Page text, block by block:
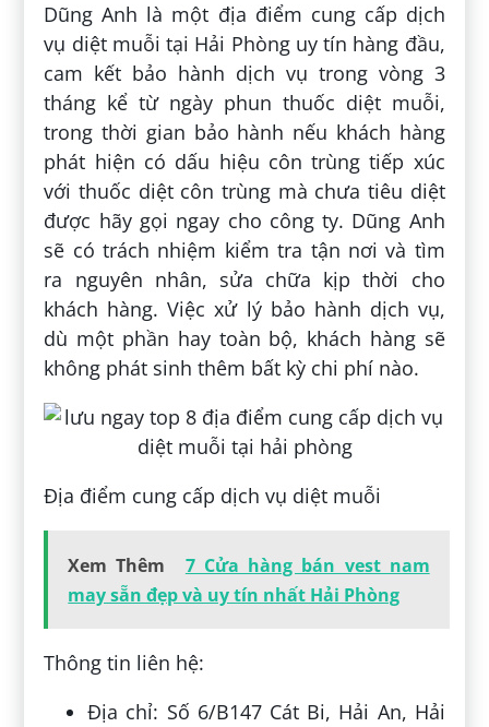
Dũng Anh là một địa điểm cung cấp dịch
vụ diệt muỗi tại Hải Phòng uy tín hàng đầu,
cam kết bảo hành dịch vụ trong vòng 3
tháng kể từ ngày phun thuốc diệt muỗi,
trong thời gian bảo hành nếu khách hàng
phát hiện có dấu hiệu côn trùng tiếp xúc
với thuốc diệt côn trùng mà chưa tiêu diệt
được hãy gọi ngay cho công ty. Dũng Anh
sẽ có trách nhiệm kiểm tra tận nơi và tìm
ra nguyên nhân, sửa chữa kịp thời cho
khách hàng. Việc xử lý bảo hành dịch vụ,
dù một phần hay toàn bộ, khách hàng sẽ
không phát sinh thêm bất kỳ chi phí nào.
Địa điểm cung cấp dịch vụ diệt muỗi
Xem Thêm
7 Cửa hàng bán vest nam
may sẵn đẹp và uy tín nhất Hải Phòng
Thông tin liên hệ:
Địa chỉ: Số 6/B147 Cát Bi, Hải An, Hải